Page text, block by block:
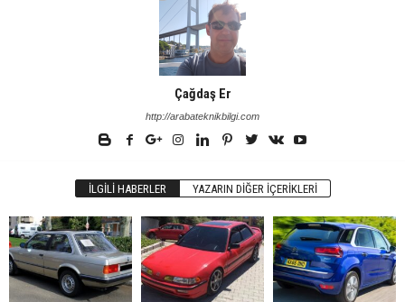
Çağdaş Er
http://arabateknikbilgi.com
İLGILI HABERLER YAZARIN DIĞER İÇERIKLERI